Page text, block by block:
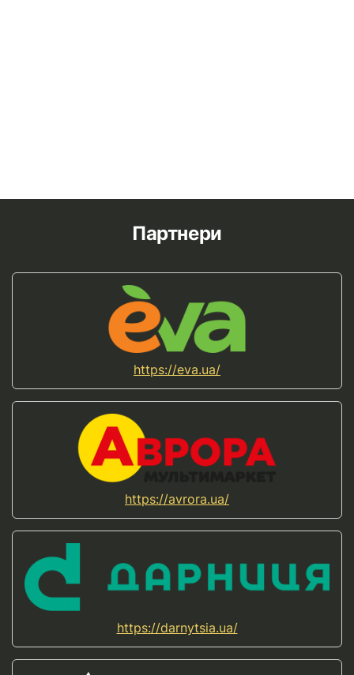
Партнери
https://eva.ua/
https://avrora.ua/
https://darnytsia.ua/